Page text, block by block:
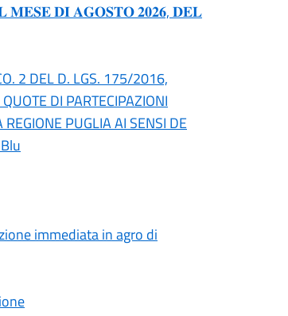
𝐌𝐄𝐒𝐄 𝐃𝐈 𝐀𝐆𝐎𝐒𝐓𝐎 𝟐𝟎𝟐𝟔, 𝐃𝐄𝐋
2 DEL D. LGS. 175/2016,
DI PARTECIPAZIONI
PUGLIA AI SENSI DE
immediata in agro di